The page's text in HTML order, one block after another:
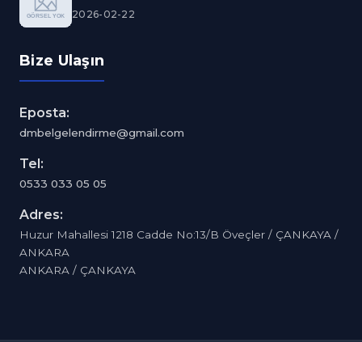
2026-02-22
Bize Ulaşın
Eposta:
dmbelgelendirme@gmail.com
Tel:
0533 033 05 05
Adres:
Huzur Mahallesi 1218 Cadde No:13/B Öveçler / ÇANKAYA /
ANKARA
ANKARA / ÇANKAYA